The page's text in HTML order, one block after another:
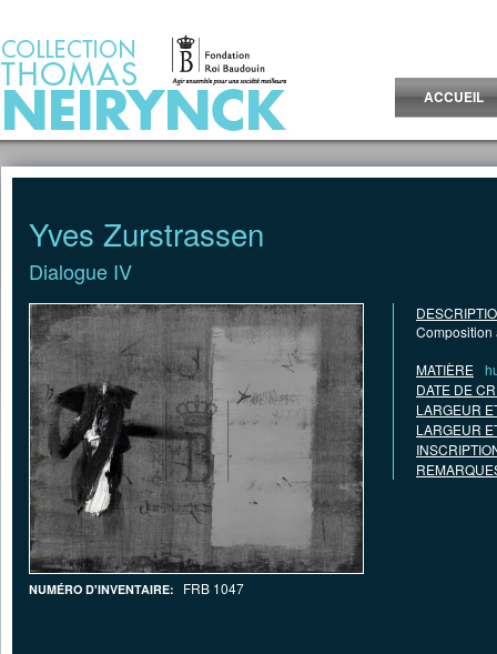
ACCUEIL
Yves Zurstrassen
Dialogue IV
NUMÉRO D'INVENTAIRE: FRB 1047
Composition
MATIÈRE
DATE DE
LARGEUR
LARGEUR